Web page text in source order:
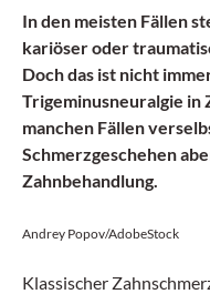
In den meisten Fällen
kariöser oder
Doch das ist nicht
Trigeminusneuralgie in
manchen Fällen
Schmerzgeschehen
Zahnbehandlung.
Andrey Popov/AdobeStock
Klassischer